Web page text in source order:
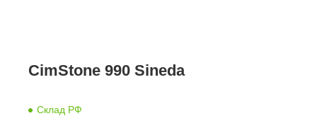
CimStone 990 Sineda
Склад РФ